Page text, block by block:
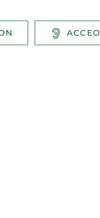
ACCEO